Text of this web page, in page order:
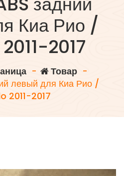
Киа Рио /
2017
- Товар-
левый для Киа Рио /
2011-2017